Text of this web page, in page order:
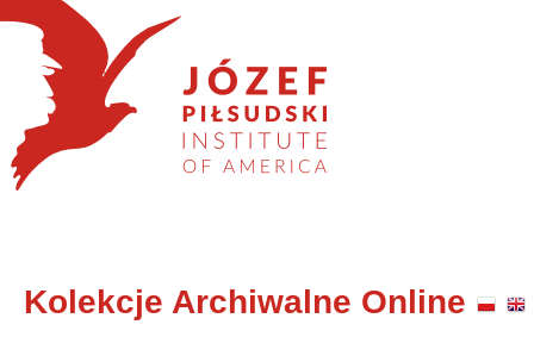
Kolekcje Archiwalne Online